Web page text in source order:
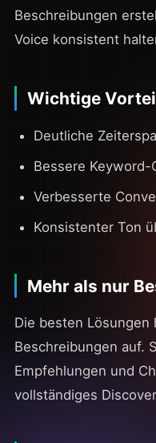
Beschreibungen
Voice konsistent
Wichtige
Deutliche
Bessere Keyword-
Verbesserte
Konsistenter Ton
Mehr als nur
Die besten Lösungen
Beschreibungen auf.
Empfehlungen und
vollständiges